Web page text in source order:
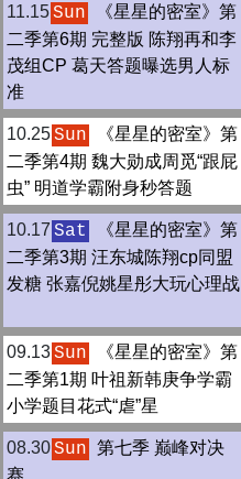
11.15Sun
《星星的密室》第
二季第6期 完整版 陈翔再和李
茂组CP 葛天答题曝选男人标
准
10.25Sun
《星星的密室》第
二季第4期 魏大勋成周觅“跟屁
虫” 明道学霸附身秒答题
10.17 Sat
《星星的密室》第
二季第3期 汪东城陈翔cp同盟
发糖 张嘉倪姚星彤大玩心理战
09.13Sun
《星星的密室》第
二季第1期 叶祖新韩庚争学霸
小学题目花式“虐”星
08.30Sun 第七季 巅峰对决
赛